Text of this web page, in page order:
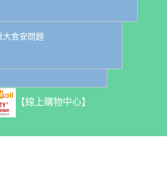
大食安問題
【線上購物中心】